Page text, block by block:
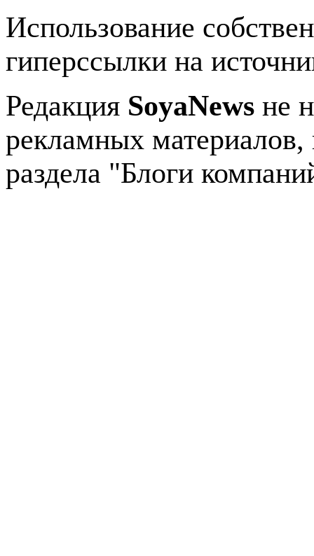
Использование
гиперссылки на
Редакция SoyaNews не
рекламных
раздела "Блоги